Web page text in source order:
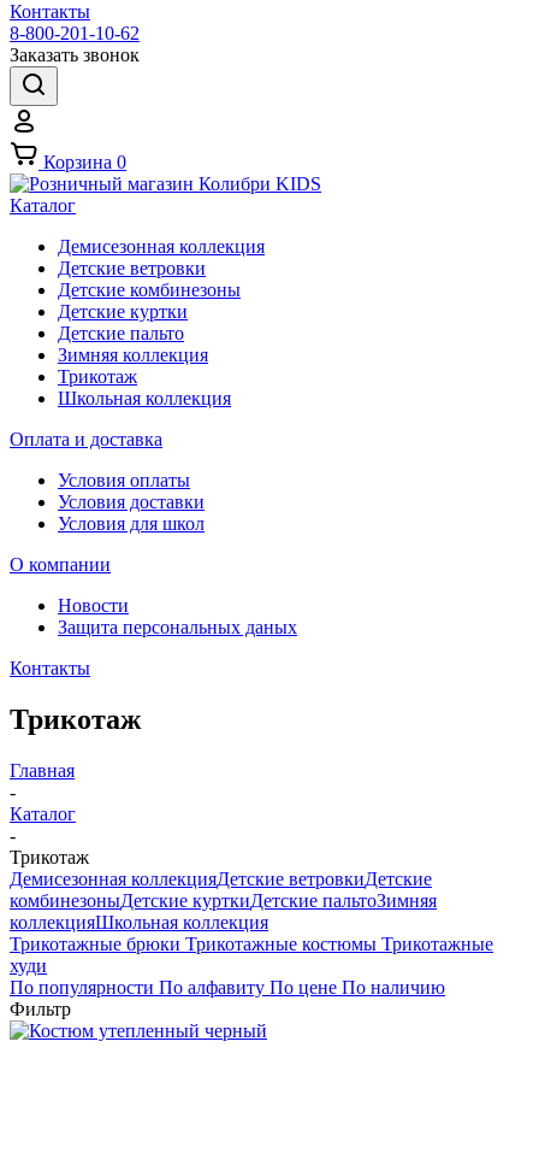
Контакты
8-800-201-10-62
Заказать звонок
Корзина 0
Каталог
Демисезонная коллекция
Детские ветровки
Детские комбинезоны
Детские куртки
Детские пальто
Зимняя коллекция
Трикотаж
Школьная коллекция
Оплата и доставка
Условия оплаты
Условия доставки
Условия для школ
О компании
Новости
Защита персональных даных
Контакты
Трикотаж
Главная
-
Каталог
-
Трикотаж
Демисезонная коллекцияДетские ветровкиДетские
комбинезоныДетские курткиДетские пальтоЗимняя
коллекцияШкольная коллекция
Трикотажные брюки Трикотажные костюмы Трикотажные
худи
По популярности По алфавиту По цене По наличию
Фильтр